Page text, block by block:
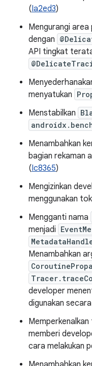
(Ia2ed3)
Mengurangi
dengan
API tingkat
menyatukan
Menstabilkan
Menambahkan
bagian rekaman
(Ic8365)
Mengizinkan
menggunakan
Mengganti nama
menjadi
Menambahkan
developer
digunakan
memberi
cara melakukan